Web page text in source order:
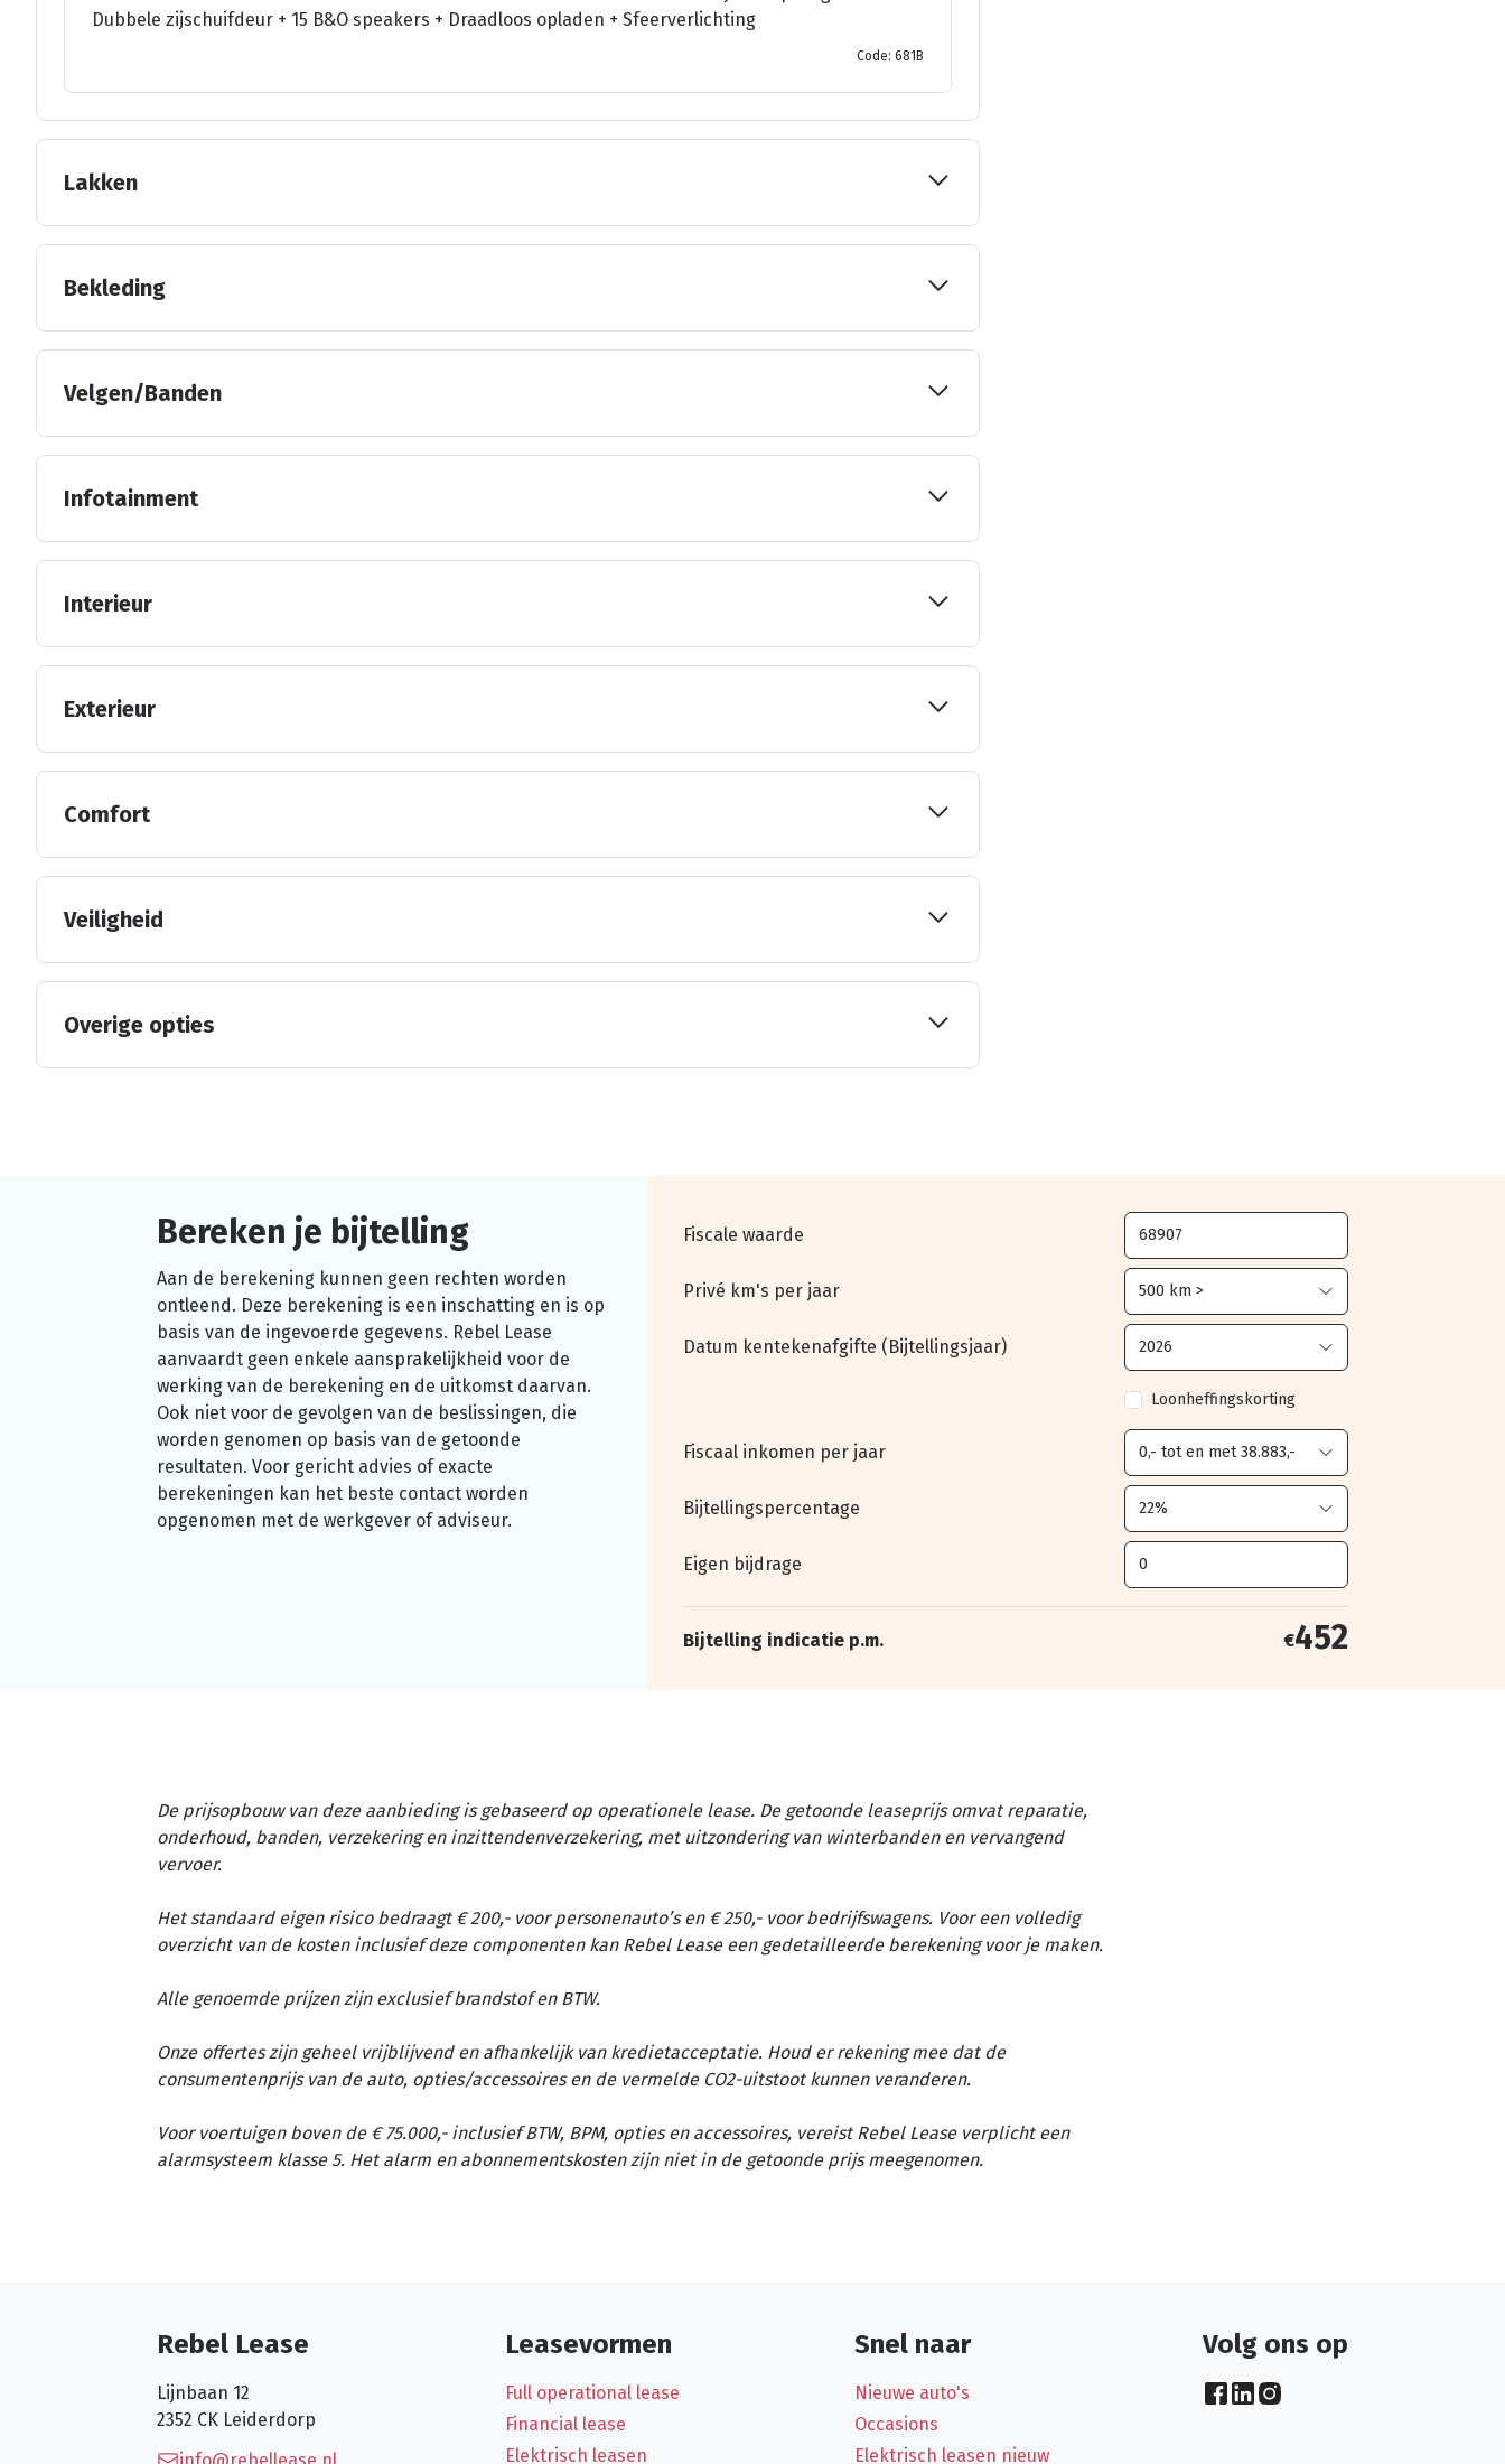
Dubbele zijschuifdeur + 15 B&O speakers + Draadloos opladen + Sfeerverlichting
Code: 681B
Lakken
Bekleding
Velgen/Banden
Infotainment
Interieur
Exterieur
Comfort
Veiligheid
Overige opties
Bereken je bijtelling
Aan de berekening kunnen geen rechten worden
ontleend. Deze berekening is een inschatting en is op
basis van de ingevoerde gegevens. Rebel Lease
aanvaardt geen enkele aansprakelijkheid voor de
werking van de berekening en de uitkomst daarvan.
Ook niet voor de gevolgen van de beslissingen, die
worden genomen op basis van de getoonde
resultaten. Voor gericht advies of exacte
berekeningen kan het beste contact worden
opgenomen met de werkgever of adviseur.
Fiscale waarde
Privé km's per jaar
Datum kentekenafgifte (Bijtellingsjaar)
Loonheffingskorting
Fiscaal inkomen per jaar
Bijtellingspercentage
Eigen bijdrage
Bijtelling indicatie p.m. €452
De prijsopbouw van deze aanbieding is gebaseerd op operationele lease. De getoonde leaseprijs omvat reparatie,
onderhoud, banden, verzekering en inzittendenverzekering, met uitzondering van winterbanden en vervangend
vervoer.
Het standaard eigen risico bedraagt € 200,- voor personenauto’s en € 250,- voor bedrijfswagens. Voor een volledig
overzicht van de kosten inclusief deze componenten kan Rebel Lease een gedetailleerde berekening voor je maken.
Alle genoemde prijzen zijn exclusief brandstof en BTW.
Onze offertes zijn geheel vrijblijvend en afhankelijk van kredietacceptatie. Houd er rekening mee dat de
consumentenprijs van de auto, opties/accessoires en de vermelde CO2-uitstoot kunnen veranderen.
Voor voertuigen boven de € 75.000,- inclusief BTW, BPM, opties en accessoires, vereist Rebel Lease verplicht een
alarmsysteem klasse 5. Het alarm en abonnementskosten zijn niet in de getoonde prijs meegenomen.
Rebel Lease
Lijnbaan 12
2352 CK Leiderdorp
Leasevormen
Full operational lease
Financial lease
Elektrisch leasen
Snel naar
Nieuwe auto's
Occasions
Elektrisch leasen nieuw
Volg ons op